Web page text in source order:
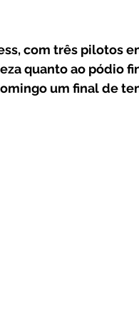
com três pilotos
quanto ao pódio
um final de